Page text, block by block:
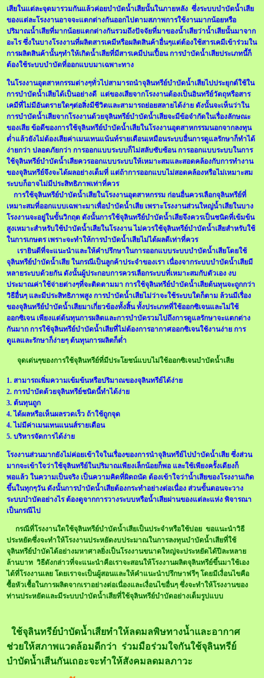
เสียในแต่ละจุดมารวมกันแล้วค่อยบำบัดน้ำเสียนั้นในภายหลัง ซึ่งระบบบำบัดน้ำเสีย
ของแต่ละโรงงานอาจจะแตกต่างกันออกไปตามสภาพการใช้งานมากน้อยหรือ
ปริมาณน้ำเสียที่มากน้อยแตกต่างกันรวมถึงปัจจัยที่มาของน้ำเสียว่าน้ำเสียนั้นมาจาก
อะไร ซึ่งในบางโรงงานที่ผลิตสารเคมีหรือผลิตสินค้าอื่นๆแต่ต้องใช้สารเคมีเข้าร่วมใน
การผลิตสินค้านั้นๆทำให้เกิดน้ำเสียที่มีสารเคมีปนเปื้อน การบำบัดน้ำเสียประเภทนี้ก็
ต้องใช้ระบบบำบัดที่ออกแบบมาเฉพาะทาง
ในโรงงานอุตสาหกรรมต่างๆทั่วไปสามารถนำจุลินทรีย์บำบัดน้ำเสียไปประยุกต์ใช้ใน
การบำบัดน้ำเสียได้เป็นอย่างดี แต่ของเสียจากโรงงานต้องเป็นอินทรีย์วัตถุหรือสาร
เคมีที่ไม่มีอันตรายใดๆต่อสิ่งมีชีวิตและสามารถย่อยสลายได้ง่าย ดังนั้นจะเห็นว่าใน
การบำบัดน้ำเสียจากโรงงานด้วยจุลินทรีย์บำบัดน้ำเสียจะมีข้อจำกัดในเรื่องลักษณะ
ของเสีย ข้อดีของการใช้จุลินทรีย์บำบัดน้ำเสียในโรงงานอุตสาหกรรมนอกจากลงทุน
ต่ำแล้วยังไม่ต้องเสียค่าเมนเทนแน้นท์รายเดือนเหมือนระบบอื่นการดูแลรักษาก็ทำได้
ง่ายกว่า ปลอดภัยกว่า การออกแบบระบบก็ไม่สลับซับซ้อน การออกแบบระบบในการ
ใช้จุลินทรีย์บำบัดน้ำเสียควรออกแบบระบบให้เหมาะสมและสอดคล้องกับการทำงาน
ของจุลินทรีย์จึงจะได้ผลอย่างเต็มที่ แต่ถ้าการออกแบบไม่สอดคล้องหรือไม่เหมาะสม
ระบบก็อาจไม่มีประสิทธิภาพเท่าที่ควร
การใช้จุลินทรีย์บำบัดน้ำเสียในโรงงานอุตสาหกรรม ก่อนอื่นควรเลือกจุลินทรีย์ที่
เหมาะสมที่ออกแบบเฉพาะมาเพื่อบำบัดน้ำเสีย เพราะโรงงานส่วนใหญ่น้ำเสียในบาง
โรงงานจะอยู่ในขั้นวิกฤต ดังนั้นการใช้จุลินทรีย์บำบัดน้ำเสียจึงควรเป็นชนิดที่เข้มข้น
สูงเหมาะสำหรับใช้บำบัดน้ำเสียในโรงงาน ไม่ควรใช้จุลินทรีย์บำบัดน้ำเสียสำหรับใช้
ในการเกษตร เพราะจะทำให้การบำบัดน้ำเสียไม่ได้ผลดีเท่าที่ควร
เรายินดีที่จะแนะนำและให้คำปรึกษาในการออกแบบระบบบำบัดน้ำเสียโดยใช้
จุลินทรีย์บำบัดน้ำเสีย ในกรณีเป็นลูกค้าประจำของเรา เนื่องจากระบบบำบัดน้ำเสียมี
หลายระบบด้วยกัน ดังนั้นผู้ประกอบการควรเลือกระบบที่เหมาะสมกับตัวเอง งบ
ประมาณค่าใช้จ่ายต่างๆที่จะติดตามมา การใช้จุลินทรีย์บำบัดน้ำเสียต้นทุนจะถูกกว่า
วิธีอื่นๆ และมีประสิทธิภาพสูง การบำบัดน้ำเสียไม่ว่าจะใช้ระบบใดก็ตาม ล้วนมีเรื่อง
ของจุลินทรีย์บำบัดน้ำเสียมาเกี่ยวข้องทั้งสิ้น ทั้งประเภทที่ใช้ออกซิเจนและไม่ใช้
ออกซิเจน เพียงแต่ต้นทุนการผลิตและการบำบัดรวมไปถึงการดูแลรักษาจะแตกต่าง
กันมาก การใช้จุลินทรีย์บำบัดน้ำเสียที่ไม่ต้องการอากาศออกซิเจนใช้งานง่าย การ
ดูแลและรักษาก็ง่ายๆ ต้นทุนการผลิตก็ต่ำ
จุดเด่นๆของการใช้จุลินทรีย์ที่มีประโยชน์แบบไม่ใช้ออกซิเจนบำบัดน้ำเสีย
1. สามารถเพิ่มความเข้มข้นหรือปริมาณของจุลินทรีย์ได้ง่าย
2. การบำบัดด้วยจุลินทรีย์ชนิดนี้ทำได้ง่าย
3. ต้นทุนถูก
4. ได้ผลหรือเห็นผลรวดเร็ว ถ้าใช้ถูกจุด
4. ไม่มีค่าเมนเทนแนนส์รายเดือน
5. บริหารจัดการได้ง่าย
โรงงานส่วนมากยังไม่ค่อยเข้าใจในเรื่องของการนำจุลินทรีย์ไปบำบัดน้ำเสีย ซึ่งส่วน
มากจะเข้าใจว่าใช้จุลินทรีย์ในปริมาณเพียงเล็กน้อยก็พอ และใช้เพียงครั้งเดียงก็
พอแล้ว ในความเป็นจริง เป็นความคิดที่ผิดถนัด ต้องเข้าใจว่าน้ำเสียของโรงงานเกิด
ขึ้นในทุกๆวัน ดังนั้นการบำบัดน้ำเสียต้องกระทำอย่างต่อเนื่อง ส่วนขั้นตอนจะวาง
ระบบบำบัดอย่างไร ต้องดูจากการวางระบบหรือน้ำเสียผ่านของแต่ละแห่ง พิจารณา
เป็นกรณีไป
กรณีที่โรงงานใดใช้จุลินทรีย์บำบัดน้ำเสียเป็นประจำหรือใช้บ่อย ขอแนะนำวิธี
ประหยัดซึ่งจะทำให้โรงงานประหยัดงบประมาณในการลงทุนบำบัดน้ำเสียที่ใช้
จุลินทรีย์บำบัดได้อย่างมหาศาลยิ่งเป็นโรงงานขนาดใหญ่จะประหยัดได้ปีละหลาย
ล้านบาท วิธีดังกล่าวที่จะแนะนำคือเราจะสอนให้โรงงานผลิตจุลินทรีย์ขึ้นมาใช้เอง
ได้ที่โรงงานเลย โดยเราจะเป็นผู้สอนและให้คำแนะนำปรึกษาฟรีๆ โดยมีเงื่อนไขคือ
ซื้อหัวเชื้อในการผลิตจากเราอย่างต่อเนื่องและเงื่อนไขอื่นๆ ซึ่งจะทำให้โรงงานของ
ท่านประหยัดและมีระบบบำบัดน้ำเสียที่ใช้จุลินทรีย์บำบัดอย่างเต็มรูปแบบ
ใช้จุลินทรีย์บำบัดน้ำเสียทำให้ลดมลพิษทางน้ำและอากาศ
ช่วยให้สภาพแวดล้อมดีกว่า ร่วมมือร่วมใจกันใช้จุลินทรีย์
บำบัดน้ำเสีนกันเถอะจะทำให้สังคมลดมลภาวะ